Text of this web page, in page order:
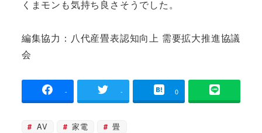
くまモンも気持ち良さそうでした。
編集協力：八代産畳表認知向上 需要拡大推進協議
会
- - 0
AV 家電 畳